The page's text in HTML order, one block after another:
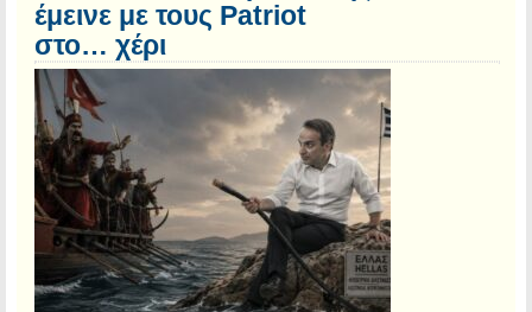
έμεινε με τους Patriot
στο… χέρι